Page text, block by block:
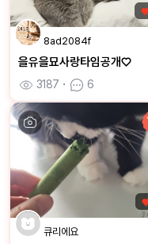
8ad2084f
을유을묘사랑타임공개♡
3187 ㆍ 6
큐리에요